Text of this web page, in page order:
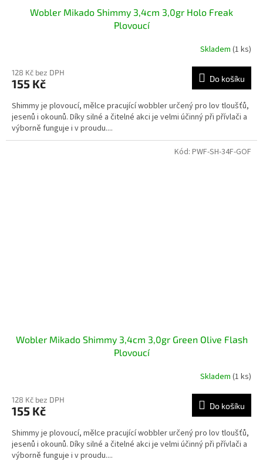
Wobler Mikado Shimmy 3,4cm 3,0gr Holo Freak
Plovoucí
Skladem (1 ks)
128 Kč bez DPH
155 Kč Do košíku
Shimmy je plovoucí, mělce pracující wobbler určený pro lov tloušťů,
jesenů i okounů. Díky silné a čitelné akci je velmi účinný při přívlači a
výborně funguje i v proudu....
Wobler Mikado Shimmy 3,4cm 3,0gr Green Olive Flash
Plovoucí
Skladem (1 ks)
128 Kč bez DPH
155 Kč Do košíku
Shimmy je plovoucí, mělce pracující wobbler určený pro lov tloušťů,
jesenů i okounů. Díky silné a čitelné akci je velmi účinný při přívlači a
výborně funguje i v proudu....
Kód: PWF-SH-34F-GOF